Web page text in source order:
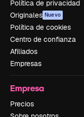
Política de privacidad
Originales Nuevo
Política de cookies
Centro de confianza
Afiliados
Empresas
Empresa
Precios